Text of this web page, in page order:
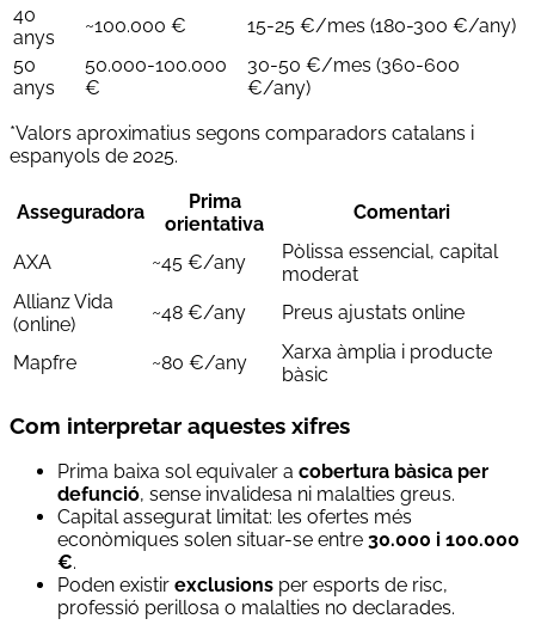
40
anys
~100.000 €
15-25 €/mes (180-300 €/any)
50
anys
50.000-100.000
€
30-50 €/mes (360-600
€/any)
*Valors aproximatius segons comparadors catalans i
espanyols de 2025.
Asseguradora
Prima
orientativa
Comentari
AXA ~45 €/any
Pòlissa essencial, capital
moderat
Allianz Vida
(online)
~48 €/any Preus ajustats online
Mapfre ~80 €/any
Xarxa àmplia i producte
bàsic
Com interpretar aquestes xifres
Prima baixa sol equivaler a cobertura bàsica per
defunció, sense invalidesa ni malalties greus.
Capital assegurat limitat: les ofertes més
econòmiques solen situar-se entre 30.000 i 100.000
€.
Poden existir exclusions per esports de risc,
professió perillosa o malalties no declarades.